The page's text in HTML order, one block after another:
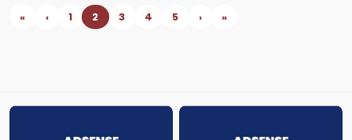
« ‹ 1 2 3 4 5 › »